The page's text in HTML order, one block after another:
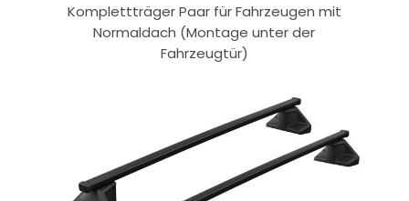
Komplettträger Paar für Fahrzeugen mit
Normaldach (Montage unter der
Fahrzeugtür)